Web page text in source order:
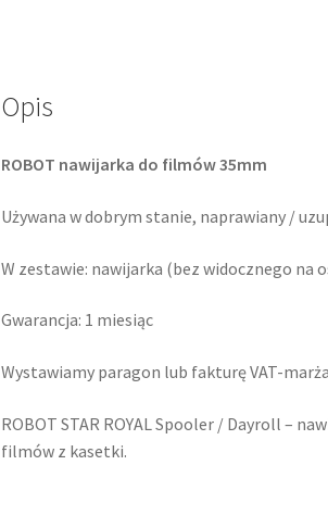
Opis
ROBOT nawijarka do filmów 35mm
Używana w dobrym stanie, naprawiany /
W zestawie: nawijarka (bez widocznego
Gwarancja: 1 miesiąc
Wystawiamy paragon lub fakturę VAT-marża
ROBOT STAR ROYAL Spooler / Dayroll –
filmów z kasetki.